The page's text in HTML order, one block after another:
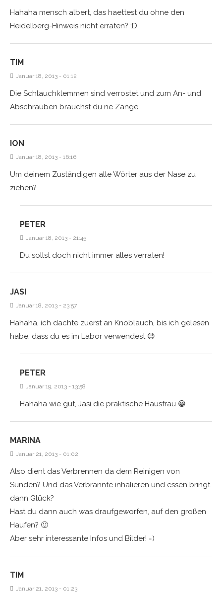
Hahaha mensch albert, das haettest du ohne den
Heidelberg-Hinweis nicht erraten? ;D
TIM
Januar 18, 2013 - 01:12
Die Schlauchklemmen sind verrostet und zum An- und
Abschrauben brauchst du ne Zange
ION
Januar 18, 2013 - 16:16
Um deinem Zuständigen alle Wörter aus der Nase zu
ziehen?
PETER
Januar 18, 2013 - 21:45
Du sollst doch nicht immer alles verraten!
JASI
Januar 18, 2013 - 23:57
Hahaha, ich dachte zuerst an Knoblauch, bis ich gelesen
habe, dass du es im Labor verwendest 😉
PETER
Januar 19, 2013 - 13:58
Hahaha wie gut, Jasi die praktische Hausfrau 😀
MARINA
Januar 21, 2013 - 01:02
Also dient das Verbrennen da dem Reinigen von
Sünden? Und das Verbrannte inhalieren und essen bringt
dann Glück?
Hast du dann auch was draufgeworfen, auf den großen
Haufen? 🙂
Aber sehr interessante Infos und Bilder! =)
TIM
Januar 21, 2013 - 01:23